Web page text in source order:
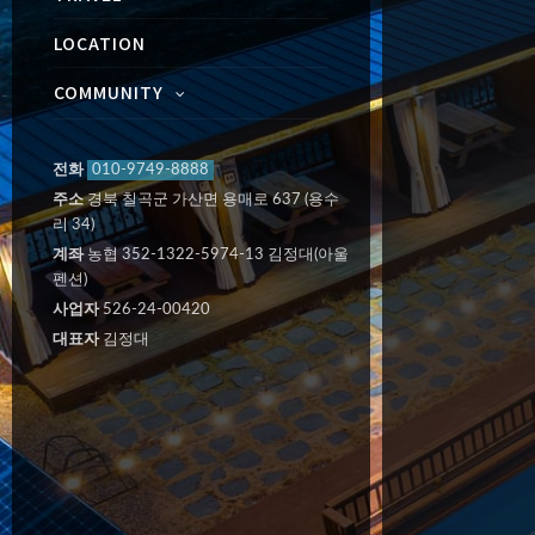
LOCATION
COMMUNITY
전화 010-9749-8888
주소경북 칠곡군 가산면 용매로 637 (용수
리 34)
계좌농협 352-1322-5974-13 김정대(아울
펜션)
사업자526-24-00420
대표자김정대